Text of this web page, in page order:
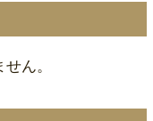
ん。